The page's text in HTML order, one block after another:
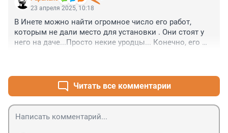
23 апреля 2025, 10:18
В Инете можно найти огромное число его работ,
которым не дали место для установки . Они стоят у
него на даче...Просто некие уродцы... Конечно, его
мешало иметь побольше таких грузин. Не
криминалов, а людей творческих
Читать все комментарии